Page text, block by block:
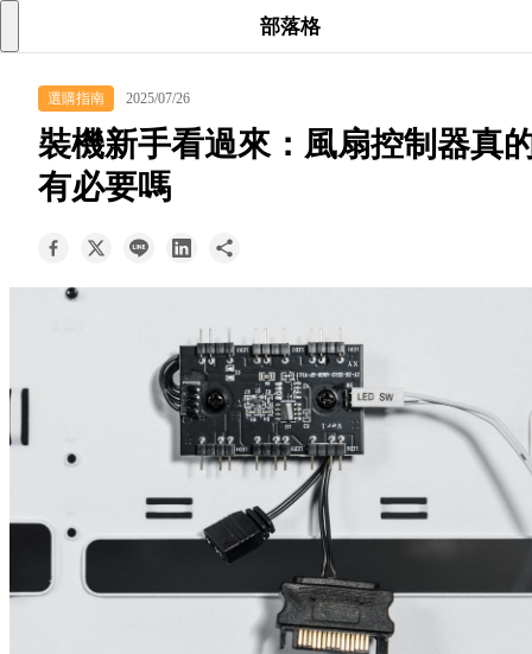
所有商品
keyboard_arrow_down
keyboard_arrow_down
成為經銷商
部落格
選購指南 2025/07/26
裝機新手看過來：風扇控制器真
有必要嗎